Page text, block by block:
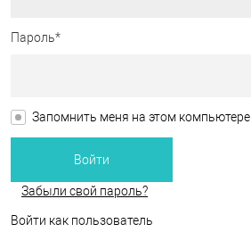
Пароль*
Запомнить меня на этом компьютере
Забыли свой пароль?
Войти как пользователь